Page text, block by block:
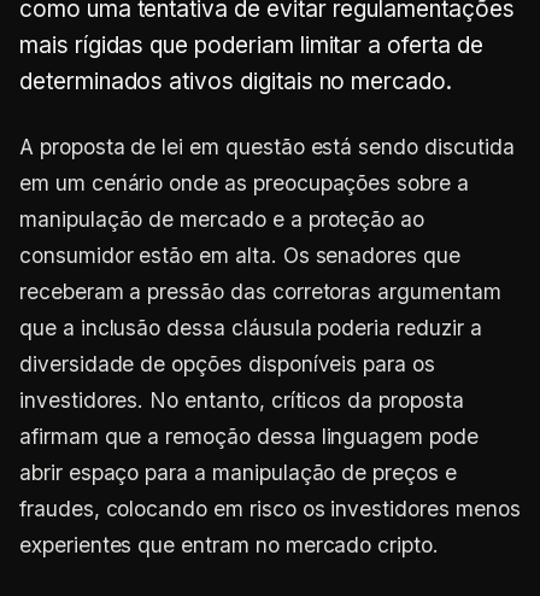
como uma tentativa de evitar regulamentações
mais rígidas que poderiam limitar a oferta de
determinados ativos digitais no mercado.
A proposta de lei em questão está sendo discutida
em um cenário onde as preocupações sobre a
manipulação de mercado e a proteção ao
consumidor estão em alta. Os senadores que
receberam a pressão das corretoras argumentam
que a inclusão dessa cláusula poderia reduzir a
diversidade de opções disponíveis para os
investidores. No entanto, críticos da proposta
afirmam que a remoção dessa linguagem pode
abrir espaço para a manipulação de preços e
fraudes, colocando em risco os investidores menos
experientes que entram no mercado cripto.